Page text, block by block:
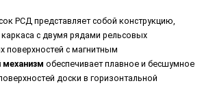
РСД представляет собой конструкцию,
с двумя рядами рельсовых
поверхностей с магнитным
обеспечивает плавное и бесшумное
доски в горизонтальной